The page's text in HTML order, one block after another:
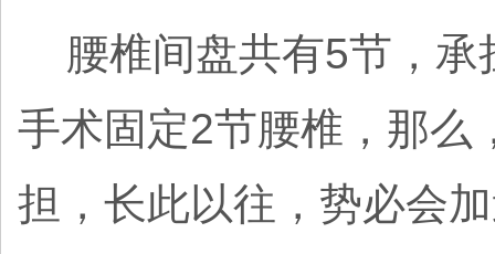
腰椎间盘共有5节，承
手术固定2节腰椎，那么
担，长此以往，势必会